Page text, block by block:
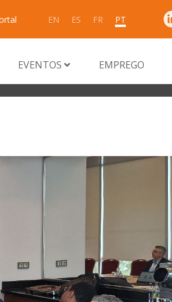
EN ES FR PT
EVENTOS EMPREGO